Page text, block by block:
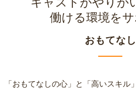
働ける環境をサ
おもてなし
「おもてなしの心」と「高いスキル